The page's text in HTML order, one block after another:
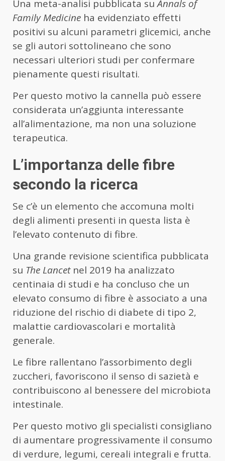
Una meta-analisi pubblicata suAnnals of
Family Medicine ha evidenziato effetti
positivi su alcuni parametri glicemici, anche
se gli autori sottolineano che sono
necessari ulteriori studi per confermare
pienamente questi risultati.
Per questo motivo la cannella può essere
considerata un’aggiunta interessante
all’alimentazione, ma non una soluzione
terapeutica.
L’importanza delle fibre
secondo la ricerca
Se c’è un elemento che accomuna molti
degli alimenti presenti in questa lista è
l’elevato contenuto di fibre.
Una grande revisione scientifica pubblicata
su The Lancetnel 2019 ha analizzato
centinaia di studi e ha concluso che un
elevato consumo di fibre è associato a una
riduzione del rischio di diabete di tipo 2,
malattie cardiovascolari e mortalità
generale.
Le fibre rallentano l’assorbimento degli
zuccheri, favoriscono il senso di sazietà e
contribuiscono al benessere del microbiota
intestinale.
Per questo motivo gli specialisti consigliano
di aumentare progressivamente il consumo
di verdure, legumi, cereali integrali e frutta.